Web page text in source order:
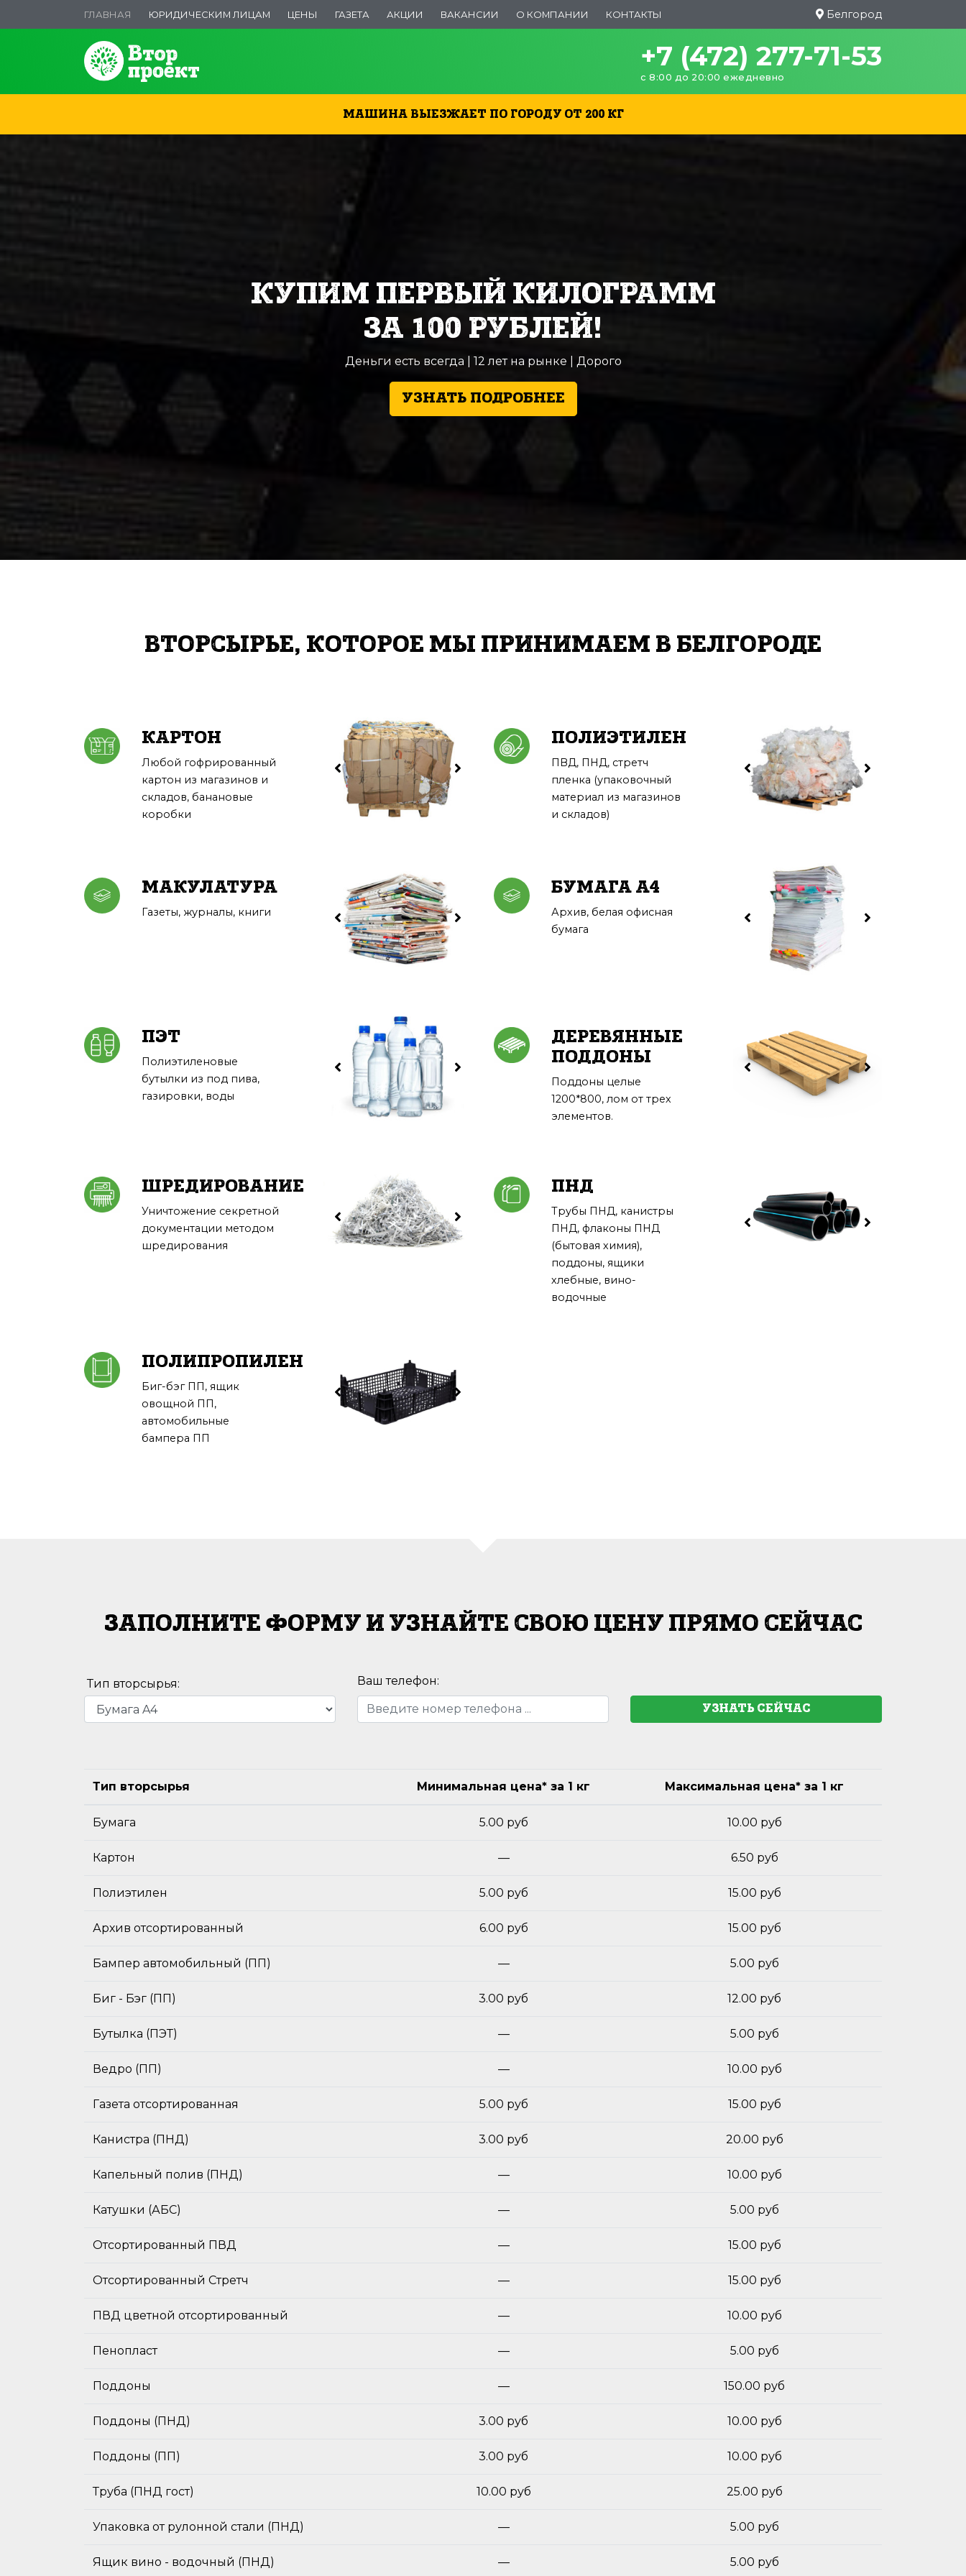
ГЛАВНАЯ ЮРИДИЧЕСКИМ ЛИЦАМ ЦЕНЫ ГАЗЕТА АКЦИИ ВАКАНСИИ О КОМПАНИИ КОНТАКТЫ Белгород
+7 (472) 277-71-53
с 8:00 до 20:00 ежедневно
МАШИНА ВЫЕЗЖАЕТ ПО ГОРОДУ ОТ 200 КГ
КУПИМ ПЕРВЫЙ КИЛОГРАММ
ЗА 100 РУБЛЕЙ!
Деньги есть всегда | 12 лет на рынке | Дорого
УЗНАТЬ ПОДРОБНЕЕ
ВТОРСЫРЬЕ, КОТОРОЕ МЫ ПРИНИМАЕМ В БЕЛГОРОДЕ
КАРТОН
Любой гофрированный
картон из магазинов и
складов, банановые
коробки
ПОЛИЭТИЛЕН
ПВД, ПНД, стретч
пленка (упаковочный
материал из магазинов
и складов)
МАКУЛАТУРА
Газеты, журналы, книги
БУМАГА A4
Архив, белая офисная
бумага
ПЭТ
Полиэтиленовые
бутылки из под пива,
газировки, воды
ДЕРЕВЯННЫЕ
ПОДДОНЫ
Поддоны целые
1200*800, лом от трех
элементов.
ШРЕДИРОВАНИЕ
Уничтожение секретной
документации методом
шредирования
ПНД
Трубы ПНД, канистры
ПНД, флаконы ПНД
(бытовая химия),
поддоны, ящики
хлебные, вино-
водочные
ПОЛИПРОПИЛЕН
Биг-бэг ПП, ящик
овощной ПП,
автомобильные
бампера ПП
ЗАПОЛНИТЕ ФОРМУ И УЗНАЙТЕ СВОЮ ЦЕНУ ПРЯМО СЕЙЧАС
Тип вторсырья: Ваш телефон:
УЗНАТЬ СЕЙЧАС
Тип вторсырья Минимальная цена* за 1 кг Максимальная цена* за 1 кг
Бумага 5.00 руб 10.00 руб
Картон — 6.50 руб
Полиэтилен 5.00 руб 15.00 руб
Архив отсортированный 6.00 руб 15.00 руб
Бампер автомобильный (ПП) — 5.00 руб
Биг - Бэг (ПП) 3.00 руб 12.00 руб
Бутылка (ПЭТ) — 5.00 руб
Ведро (ПП) — 10.00 руб
Газета отсортированная 5.00 руб 15.00 руб
Канистра (ПНД) 3.00 руб 20.00 руб
Капельный полив (ПНД) — 10.00 руб
Катушки (АБС) — 5.00 руб
Отсортированный ПВД — 15.00 руб
Отсортированный Стретч — 15.00 руб
ПВД цветной отсортированный — 10.00 руб
Пенопласт — 5.00 руб
Поддоны — 150.00 руб
Поддоны (ПНД) 3.00 руб 10.00 руб
Поддоны (ПП) 3.00 руб 10.00 руб
Труба (ПНД гост) 10.00 руб 25.00 руб
Упаковка от рулонной стали (ПНД) — 5.00 руб
Ящик вино - водочный (ПНД) — 5.00 руб